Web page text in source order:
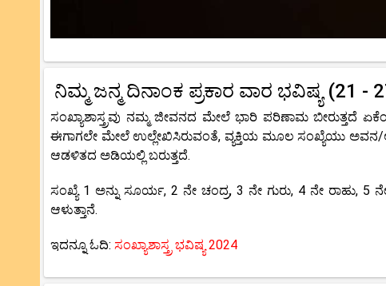
ನಿಮ್ಮ ಜನ್ಮ ದಿನಾಂಕ ಪ್ರಕಾರ ವಾರ ಭವಿಷ್ಯ (21 -
ಸಂಖ್ಯಾಶಾಸ್ತ್ರವು ನಮ್ಮ ಜೀವನದ ಮೇಲೆ ಭಾರಿ ಪರಿಣಾಮ ಬೀರುತ್ತದೆ
ಈಗಾಗಲೇ ಮೇಲೆ ಉಲ್ಲೇಖಿಸಿರುವಂತೆ, ವ್ಯಕ್ತಿಯ ಮೂಲ ಸಂಖ್ಯೆಯು ಅವನ/
ಆಡಳಿತದ ಅಡಿಯಲ್ಲಿ ಬರುತ್ತದೆ.
ಸಂಖ್ಯೆ 1 ಅನ್ನು ಸೂರ್ಯ, 2 ನೇ ಚಂದ್ರ, 3 ನೇ ಗುರು, 4 ನೇ ರಾಹು, 5
ಆಳುತ್ತಾನೆ.
ಇದನ್ನೂ ಓದಿ: ಸಂಖ್ಯಾಶಾಸ್ತ್ರ ಭವಿಷ್ಯ 2024